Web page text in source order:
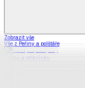
Zobrazit vše
Vše z Peřiny a polštáře
Peřiny a přikrývky